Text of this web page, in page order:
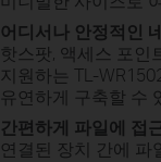
어디서나 안정적인
핫스팟, 액세스 포인
지원하는 TL-
유연하게 구축할 수
간편하게 파일에 접
연결된 장치 간에 파